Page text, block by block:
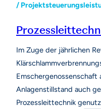
/
Im Zuge der jährlichen
Anlagenstillstand auch
Prozessleittechnik